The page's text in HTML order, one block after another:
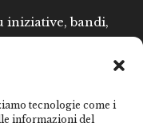
tecnologie come i
informazioni del
iniziative, bandi,